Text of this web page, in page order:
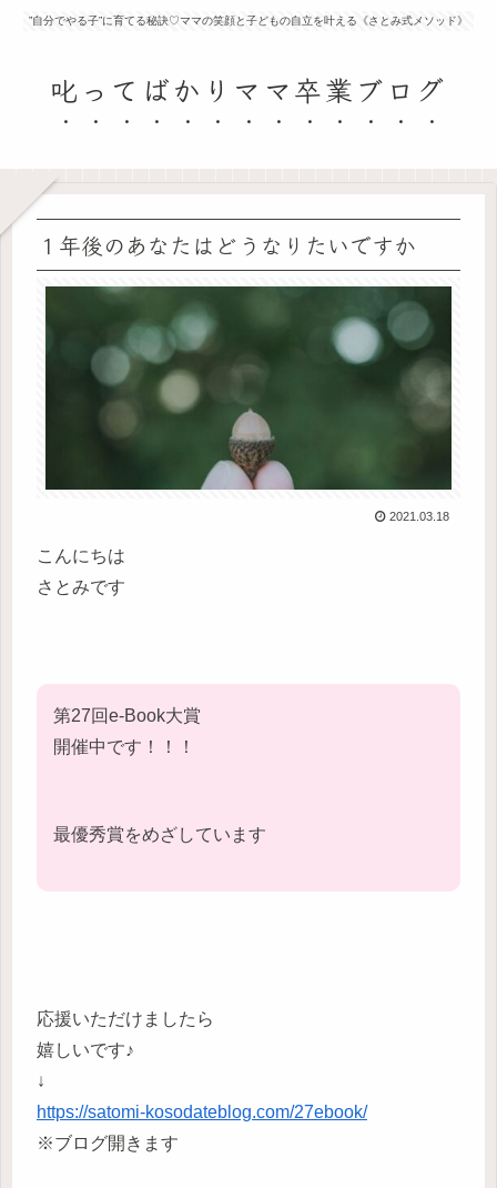
”自分でやる子”に育てる秘訣♡ママの笑顔と子どもの自立を叶える《さとみ式メソッド》
叱ってばかりママ卒業ブログ
１年後のあなたはどうなりたいですか
2021.03.18
こんにちは
さとみです
第27回e-Book大賞
開催中です！！！
最優秀賞をめざしています
応援いただけましたら
嬉しいです♪
↓
https://satomi-kosodateblog.com/27ebook/
※ブログ開きます